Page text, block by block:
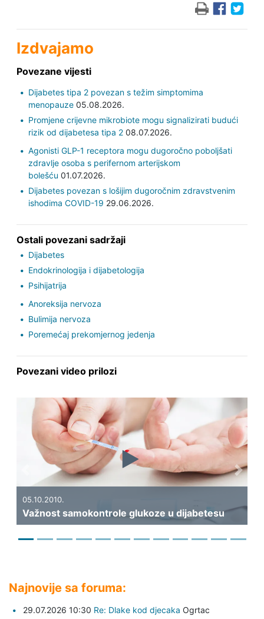
Izdvajamo
Povezane vijesti
Dijabetes tipa 2 povezan s težim simptomima
menopauze05.08.2026.
Promjene crijevne mikrobiote mogu signalizirati budući
rizik od dijabetesa tipa 208.07.2026.
Agonisti GLP-1 receptora mogu dugoročno poboljšati
zdravlje osoba s perifernom arterijskom
bolešću 01.07.2026.
Dijabetes povezan s lošijim dugoročnim zdravstvenim
ishodima COVID-19 29.06.2026.
Ostali povezani sadržaji
Dijabetes
Endokrinologija i dijabetologija
Psihijatrija
Anoreksija nervoza
Bulimija nervoza
Poremećaj prekomjernog jedenja
Povezani video prilozi
samokontrole glukoze u dijabetesu
Previous Next
Najnovije sa foruma:
29.07.2026 10:30 Re: Dlake kod djecaka Ogrtac